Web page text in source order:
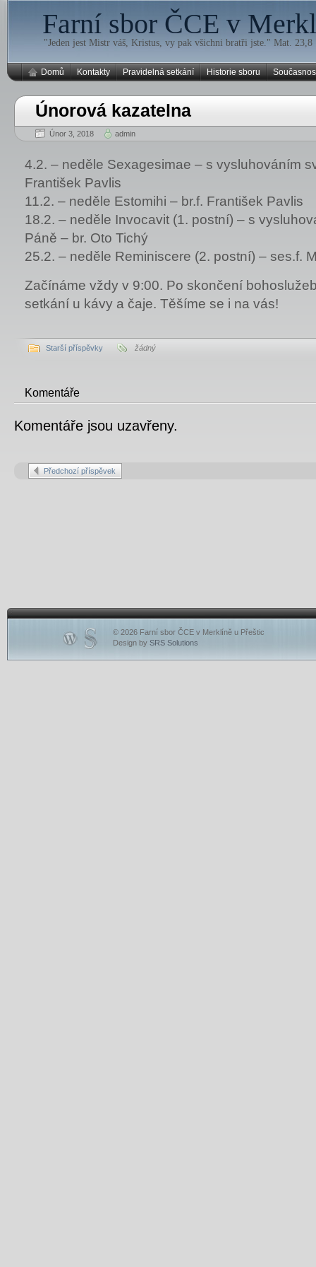
Farní sbor ČCE v
"Jeden jest Mistr váš, Kristus, vy pak všichni bratři jste." Mat. 23,8
Domů Kontakty Pravidelná setkání Historie sboru
Únorová kazatelna
Únor 3, 2018 admin
4.2. – neděle Sexagesimae – s vysluhováním
František Pavlis
11.2. – neděle Estomihi – br.f. František Pavlis
18.2. – neděle Invocavit (1. postní) – s
Páně – br. Oto Tichý
25.2. – neděle Reminiscere (2. postní) – ses.f.
Začínáme vždy v 9:00. Po skončení
setkání u kávy a čaje. Těšíme se i na vás!
Starší příspěvky žádný
Komentáře
Komentáře jsou uzavřeny.
Předchozí příspěvek
© 2026 Farní sbor ČCE v Merklíně u Přeštic
Design by SRS Solutions